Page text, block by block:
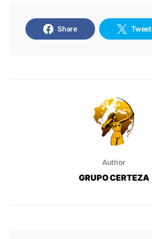
Share Tweet
Author
GRUPO CERTEZA